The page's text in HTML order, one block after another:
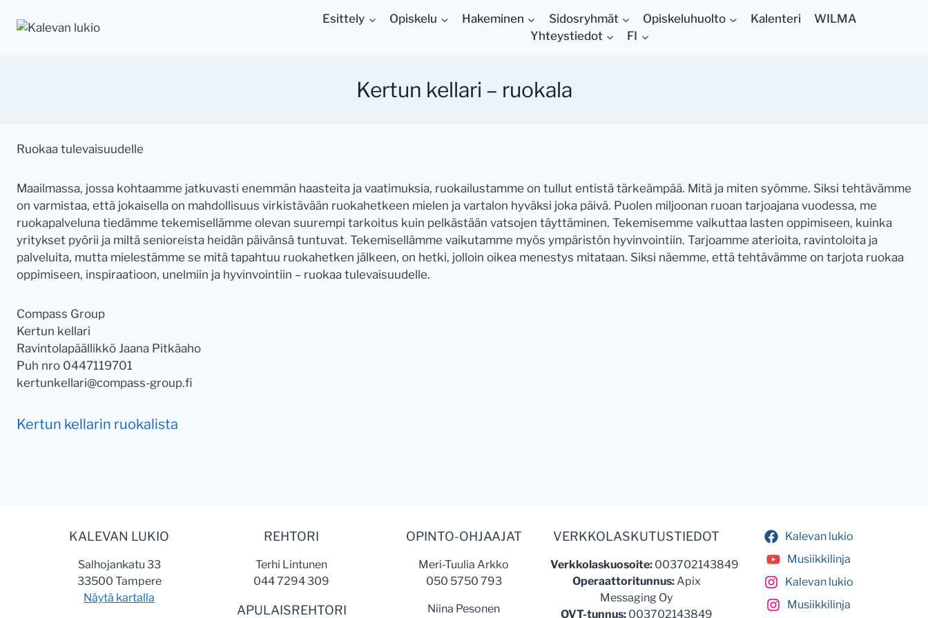
sisältöön
Esittely Opiskelu Hakeminen Sidosryhmät Opiskeluhuolto Kalenteri
WILMA
Yhteystiedot
FI
Kertun kellari – ruokala
Ruokaa tulevaisuudelle
Maailmassa, jossa kohtaamme jatkuvasti enemmän haasteita ja vaatimuksia, ruokailustamme on tullut entistä tärkeämpää. Mitä ja miten syömme. Siksi tehtävämme
on varmistaa, että jokaisella on mahdollisuus virkistävään ruokahetkeen mielen ja vartalon hyväksi joka päivä. Puolen miljoonan ruoan tarjoajana vuodessa, me
ruokapalveluna tiedämme tekemisellämme olevan suurempi tarkoitus kuin pelkästään vatsojen täyttäminen. Tekemisemme vaikuttaa lasten oppimiseen, kuinka
yritykset pyörii ja miltä senioreista heidän päivänsä tuntuvat. Tekemisellämme vaikutamme myös ympäristön hyvinvointiin. Tarjoamme aterioita, ravintoloita ja
palveluita, mutta mielestämme se mitä tapahtuu ruokahetken jälkeen, on hetki, jolloin oikea menestys mitataan. Siksi näemme, että tehtävämme on tarjota ruokaa
oppimiseen, inspiraatioon, unelmiin ja hyvinvointiin – ruokaa tulevaisuudelle.
Compass Group
Kertun kellari
Ravintolapäällikkö Jaana Pitkäaho
Puh nro 0447119701
kertunkellari@compass-group.fi
Kertun kellarin ruokalista
KALEVAN LUKIO
Salhojankatu 33
33500 Tampere
Näytä kartalla
REHTORI
Terhi Lintunen
044 7294 309
APULAISREHTORI
OPINTO-OHJAAJAT
Meri-Tuulia Arkko
050 5750 793
Niina Pesonen
VERKKOLASKUTUSTIEDOT
Verkkolaskuosoite:003702143849
Operaattoritunnus:Apix
Messaging Oy
OVT-tunnus:003702143849
Kalevan lukio
Musiikkilinja
Kalevan lukio
Musiikkilinja